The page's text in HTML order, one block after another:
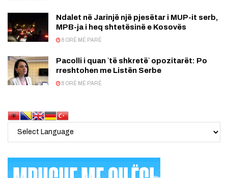
Ndalet në Jarinjë një pjesëtar i MUP-it serb,
MPB-ja i heq shtetësinë e Kosovës
8 ORË MË PARË
Pacolli i quan `të shkretë` opozitarët: Po
rreshtohen me Listën Serbe
8 ORË MË PARË